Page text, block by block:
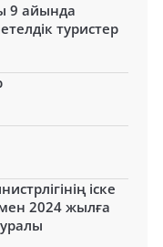
9 айында
туристер
іске
2024 жылға